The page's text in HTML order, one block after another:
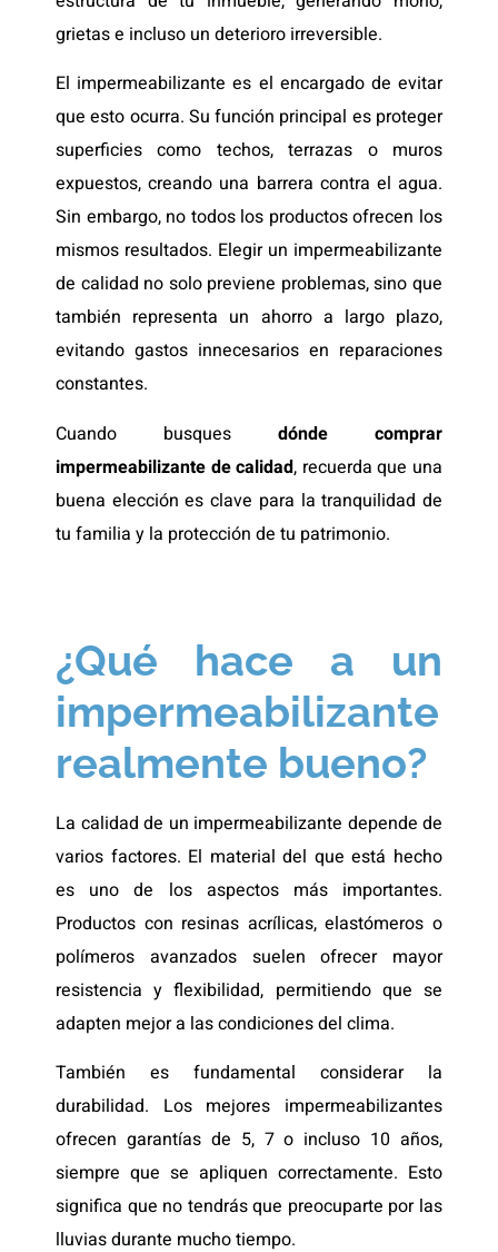
grietas e incluso un deterioro irreversible.
El impermeabilizante es el encargado de evitar
que esto ocurra. Su función principal es proteger
superficies como techos, terrazas o muros
expuestos, creando una barrera contra el agua.
Sin embargo, no todos los productos ofrecen los
mismos resultados. Elegir un impermeabilizante
de calidad no solo previene problemas, sino que
también representa un ahorro a largo plazo,
evitando gastos innecesarios en reparaciones
constantes.
Cuando busques dónde comprar
impermeabilizante de calidad, recuerda que una
buena elección es clave para la tranquilidad de
tu familia y la protección de tu patrimonio.
¿Qué hace a un
impermeabilizante
realmente bueno?
La calidad de un impermeabilizante depende de
varios factores. El material del que está hecho
es uno de los aspectos más importantes.
Productos con resinas acrílicas, elastómeros o
polímeros avanzados suelen ofrecer mayor
resistencia y flexibilidad, permitiendo que se
adapten mejor a las condiciones del clima.
También es fundamental considerar la
durabilidad. Los mejores impermeabilizantes
ofrecen garantías de 5, 7 o incluso 10 años,
siempre que se apliquen correctamente. Esto
significa que no tendrás que preocuparte por las
lluvias durante mucho tiempo.